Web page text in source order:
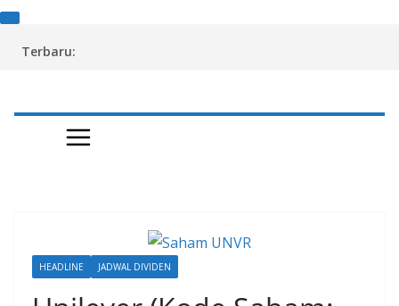
Terbaru:
HEADLINE JADWAL DIVIDEN